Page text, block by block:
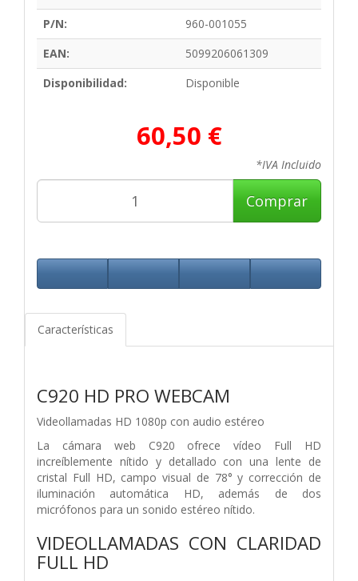
P/N:
960-001055
EAN:
5099206061309
Disponibilidad:
Disponible
60,50 €
*IVA Incluido
Comprar
Características
C920 HD PRO WEBCAM
Videollamadas HD 1080p con audio estéreo
La cámara web C920 ofrece vídeo Full HD
increíblemente nítido y detallado con una lente de
cristal Full HD, campo visual de 78° y corrección de
iluminación automática HD, además de dos
micrófonos para un sonido estéreo nítido.
VIDEOLLAMADAS CON CLARIDAD
FULL HD